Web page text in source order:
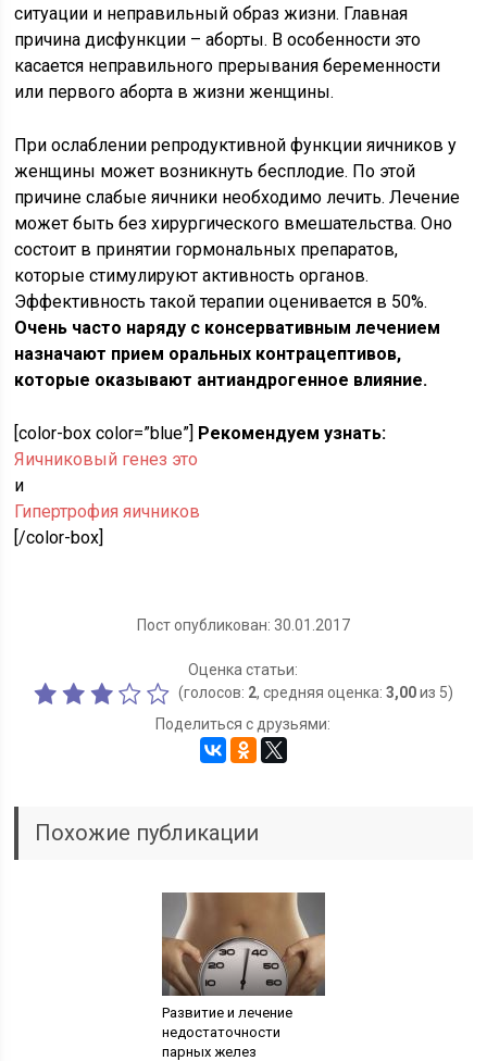
ситуации и неправильный образ жизни. Главная
причина дисфункции – аборты. В особенности это
касается неправильного прерывания беременности
или первого аборта в жизни женщины.
При ослаблении репродуктивной функции яичников у
женщины может возникнуть бесплодие. По этой
причине слабые яичники необходимо лечить. Лечение
может быть без хирургического вмешательства. Оно
состоит в принятии гормональных препаратов,
которые стимулируют активность органов.
Эффективность такой терапии оценивается в 50%.
Очень часто наряду с консервативным лечением
назначают прием оральных контрацептивов,
которые оказывают антиандрогенное влияние.
[color-box color=”blue”] Рекомендуем узнать:
Яичниковый генез это
и
Гипертрофия яичников
[/color-box]
Пост опубликован: 30.01.2017
Оценка статьи:
(голосов: 2, средняя оценка: 3,00из 5)
Поделиться с друзьями:
Похожие публикации
Развитие и лечение
недостаточности
парных желез